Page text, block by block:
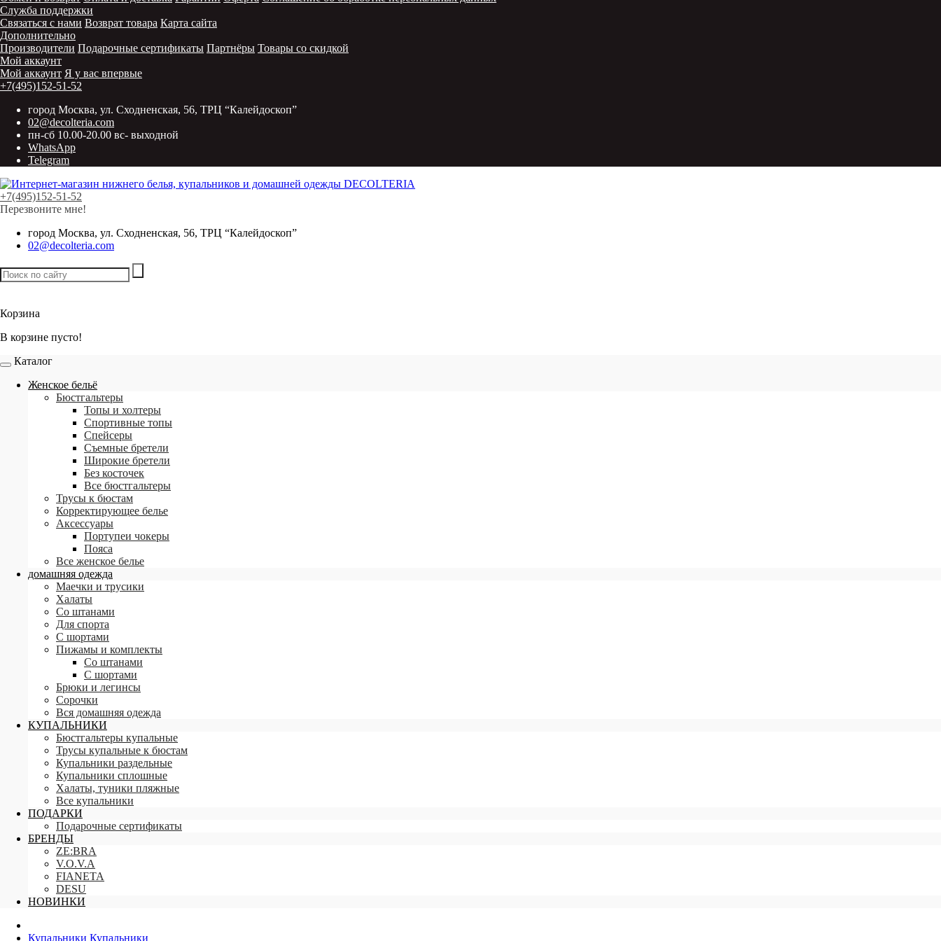
Служба поддержки
Связаться с нами Возврат товара Карта сайта
Дополнительно
Производители Подарочные сертификаты Партнёры Товары со скидкой
Мой аккаунт
Мой аккаунт Я у вас впервые
+7(495)152-51-52
город Москва, ул. Сходненская, 56, ТРЦ “Калейдоскоп”
02@decolteria.com
пн-сб 10.00-20.00 вс- выходной
WhatsApp
Telegram
+7(495)152-51-52
Перезвоните мне!
город Москва, ул. Сходненская, 56, ТРЦ “Калейдоскоп”
02@decolteria.com
Корзина
В корзине пусто!
Каталог
Женское бельё
Бюстгальтеры
Топы и холтеры
Спортивные топы
Спейсеры
Съемные бретели
Широкие бретели
Без косточек
Все бюстгальтеры
Трусы к бюстам
Корректирующее белье
Аксессуары
Портупеи чокеры
Пояса
Все женское белье
домашняя одежда
Маечки и трусики
Халаты
Со штанами
Для спорта
С шортами
Пижамы и комплекты
Со штанами
С шортами
Брюки и легинсы
Сорочки
Вся домашняя одежда
КУПАЛЬНИКИ
Бюстгальтеры купальные
Трусы купальные к бюстам
Купальники раздельные
Купальники сплошные
Халаты, туники пляжные
Все купальники
ПОДАРКИ
Подарочные сертификаты
БРЕНДЫ
ZE:BRA
V.O.V.A
FIANETA
DESU
НОВИНКИ
Купальники Купальники